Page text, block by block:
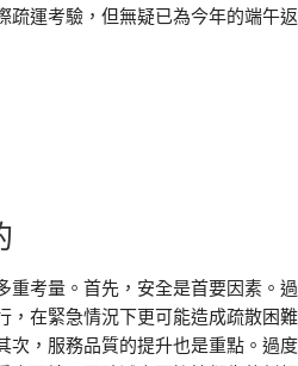
運考驗，但無疑已為今年的端午
重考量。首先，安全是首要因素。
，在緊急情況下更可能造成疏散困
次，服務品質的提升也是重點。過